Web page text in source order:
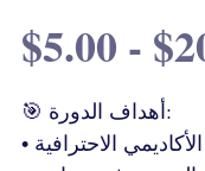
$5.00 -
🎯 أهداف الدورة:
الاحترافية